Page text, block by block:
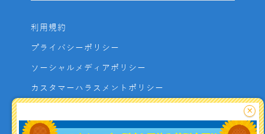
利用規約
プライバシーポリシー
ソーシャルメディアポリシー
カスタマーハラスメントポリシー
よくあるご質問
×